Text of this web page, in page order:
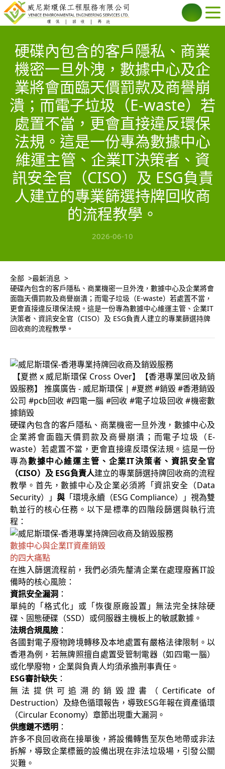
硬碟內包含的客戶隱私、商業
機密一旦外洩，數據中心及企
業將會面臨天價罰款及商譽崩
潰；而電子垃圾（E-waste）若
處置不當，更會直接違反環保
法規。這是一份專為數據中心
維運主管、企業IT決策者、資
訊安全官（CISO）及 ESG負責
人建立的專業篩選持牌回收商
的流程教學。
2026-06-10
全部
最新消息
硬碟內包含的客戶隱私、商業機密一旦外洩，數據中心及企業將會
面臨天價罰款及商譽崩潰；而電子垃圾（E-waste）若處置不當，
更會直接違反環保法規。這是一份專為數據中心維運主管、企業IT
決策者、資訊安全官（CISO）及 ESG負責人建立的專業篩選持牌
回收商的流程教學。
【夏撚 x 威尼斯環保 Cross Over】【香港專業回收及銷
毀服務】 推廣廣告 - 威尼斯環保 | #夏撚 #銷毀 #香港銷毀
公司 #pcb回收 #四電一腦 #回收 #電子垃圾回收 #機密數
據銷毀
硬碟內包含的客戶隱私、商業機密一旦外洩，數據中心及
企業將會面臨天價罰款及商譽崩潰；而電子垃圾（E-
waste）若處置不當，更會直接違反環保法規。這是一份
專為數據中心維運主管、企業IT決策者、資訊安全官
（CISO）及 ESG負責人建立的專業篩選持牌回收商的流程
教學。首先，數據中心及企業必須將「資訊安全（Data
Security）」 與 「環境永續（ESG Compliance）」視為雙
軌並行的核心任務。以下是標準的四階段篩選與執行流
程：
數據中心與企業IT資產銷毀
的四大痛點
在進入篩選流程前，我們必須先釐清企業在處理廢舊IT設
備時的核心風險：
資訊安全漏洞 ：
單純的「格式化」或「恢復原廠設置」無法完全抹除硬
碟、固態硬碟（SSD）或伺服器主機板上的敏感數據。
法規合規風險 ：
各國對電子廢物跨境轉移及本地處置有嚴格法律限制。以
香港為例，若無牌照擅自處置受管制電器（如四電一腦）
或化學廢物，企業與負責人均須承擔刑事責任。
ESG審計缺失 ：
無法提供可追溯的銷毀證書（Certificate of
Destruction）及綠色循環報告，導致ESG年報在資產循環
（Circular Economy）章節出現重大漏洞。
供應鏈不透明 ：
許多不良回收商在接單後，將設備轉售至灰色地帶或非法
拆解，導致企業標籤的設備出現在非法垃圾場，引發公關
災難。